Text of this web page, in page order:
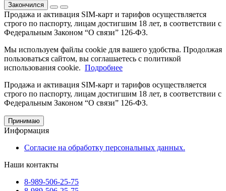
Закончился
Продажа и активация SIM-карт и тарифов осуществляется
строго по паспорту, лицам достигшим 18 лет, в соответствии с
Федеральным Законом “О связи” 126-ФЗ.
Мы используем файлы cookie для вашего удобства. Продолжая
пользоваться сайтом, вы соглашаетесь с политикой
использования cookie. Подробнее
Продажа и активация SIM-карт и тарифов осуществляется
строго по паспорту, лицам достигшим 18 лет, в соответствии с
Федеральным Законом “О связи” 126-ФЗ.
Принимаю
Информация
Согласие на обработку персональных данных.
Наши контакты
8-989-506-25-75